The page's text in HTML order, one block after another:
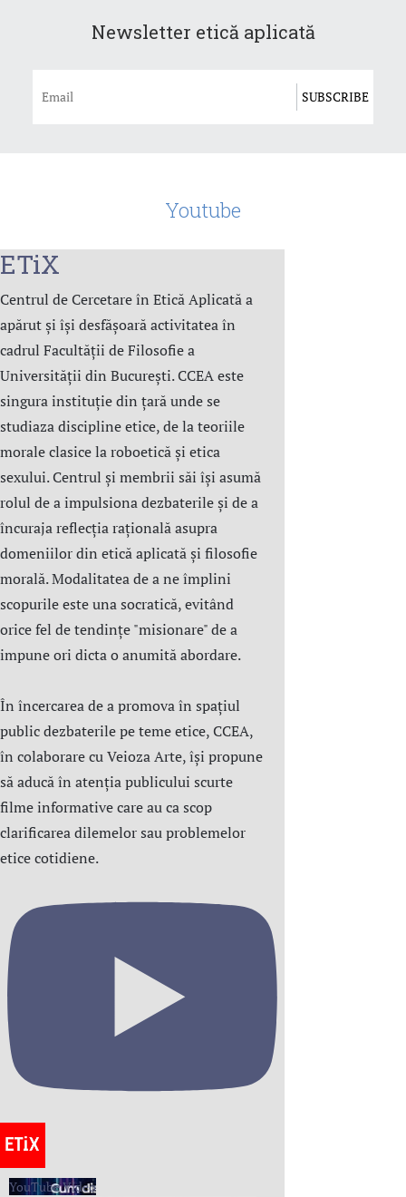
Newsletter etică aplicată
Youtube
ETiX
Centrul de Cercetare în Etică Aplicată a
apărut și își desfășoară activitatea în
cadrul Facultății de Filosofie a
Universității din București. CCEA este
singura instituție din țară unde se
studiaza discipline etice, de la teoriile
morale clasice la roboetică și etica
sexului. Centrul şi membrii săi îşi asumă
rolul de a impulsiona dezbaterile și de a
încuraja reflecția rațională asupra
domeniilor din etică aplicată şi filosofie
morală. Modalitatea de a ne împlini
scopurile este una socratică, evitând
orice fel de tendințe "misionare" de a
impune ori dicta o anumită abordare.
În încercarea de a promova în spațiul
public dezbaterile pe teme etice, CCEA,
în colaborare cu Veioza Arte, își propune
să aducă în atenția publicului scurte
filme informative care au ca scop
clarificarea dilemelor sau problemelor
etice cotidiene.
YouTube Video